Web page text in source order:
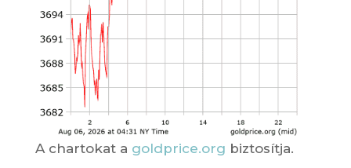
A chartokat a goldprice.org biztosítja.